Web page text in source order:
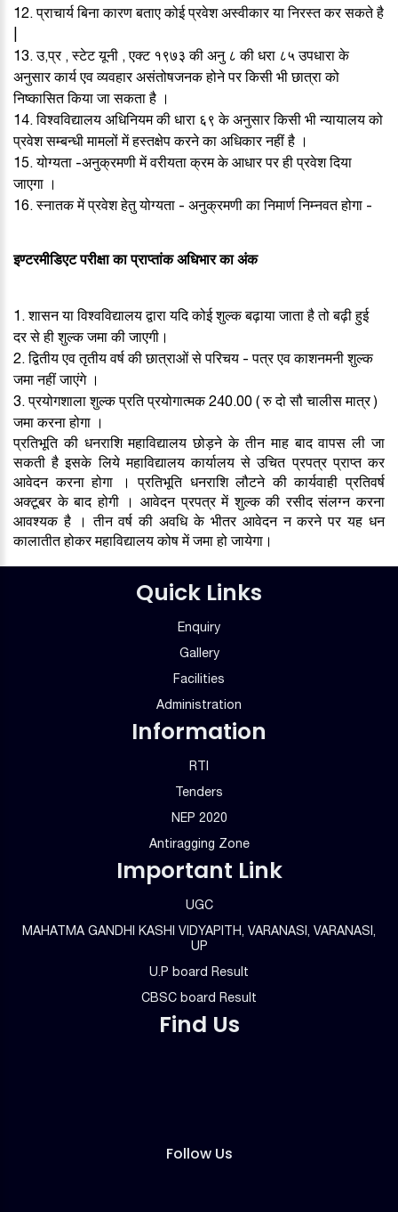
12. प्राचार्य बिना कारण बताए कोई प्रवेश अस्वीकार या निरस्त कर सकते है
13. उ,प्र , स्टेट यूनी , एक्ट १९७३ की अनु ८ की धरा ८५ उपधारा के
अनुसार कार्य एव व्यवहार असंतोषजनक होने पर किसी भी छात्रा को
निष्कासित किया जा सकता है ।
14. विश्वविद्यालय अधिनियम की धारा ६९ के अनुसार किसी भी न्यायालय को
प्रवेश सम्बन्धी मामलों में हस्तक्षेप करने का अधिकार नहीं है ।
15. योग्यता -अनुक्रमणी में वरीयता क्रम के आधार पर ही प्रवेश दिया
जाएगा ।
16. स्नातक में प्रवेश हेतु योग्यता - अनुक्रमणी का निमार्ण निम्नवत होगा -
इण्टरमीडिएट परीक्षा का प्राप्तांक अधिभार का अंक
1. शासन या विश्वविद्यालय द्वारा यदि कोई शुल्क बढ़ाया जाता है तो बढ़ी हुई
दर से ही शुल्क जमा की जाएगी।
2. द्वितीय एव तृतीय वर्ष की छात्राओं से परिचय - पत्र एव काशनमनी शुल्क
जमा नहीं जाएंगे ।
3. प्रयोगशाला शुल्क प्रति प्रयोगात्मक 240.00 ( रु दो सौ चालीस मात्र )
जमा करना होगा ।
प्रतिभूति की धनराशि महाविद्यालय छोड़ने के तीन माह बाद वापस ली जा
सकती है इसके लिये महाविद्यालय कार्यालय से उचित प्रपत्र प्राप्त कर
आवेदन करना होगा । प्रतिभूति धनराशि लौटने की कार्यवाही प्रतिवर्ष
अक्टूबर के बाद होगी । आवेदन प्रपत्र में शुल्क की रसीद संलग्न करना
आवश्यक है । तीन वर्ष की अवधि के भीतर आवेदन न करने पर यह धन
कालातीत होकर महाविद्यालय कोष में जमा हो जायेगा।
Quick Links
Enquiry
Gallery
Facilities
Administration
Information
RTI
Tenders
NEP 2020
Antiragging Zone
Important Link
UGC
MAHATMA GANDHI KASHI VIDYAPITH, VARANASI, VARANASI,
UP
U.P board Result
CBSC board Result
Find Us
Follow Us